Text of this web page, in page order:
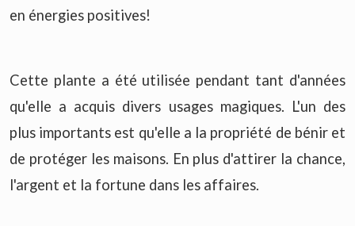
en énergies positives!
Cette plante a été utilisée pendant tant d'années
qu'elle a acquis divers usages magiques. L'un des
plus importants est qu'elle a la propriété de bénir et
de protéger les maisons. En plus d'attirer la chance,
l'argent et la fortune dans les affaires.